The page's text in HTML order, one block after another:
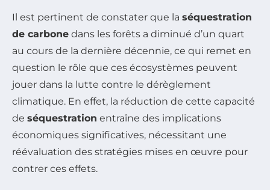
Il est pertinent de constater que la séquestration
de carbone dans les forêts a diminué d’un quart
au cours de la dernière décennie, ce qui remet en
question le rôle que ces écosystèmes peuvent
jouer dans la lutte contre le dérèglement
climatique. En effet, la réduction de cette capacité
de séquestration entraîne des implications
économiques significatives, nécessitant une
réévaluation des stratégies mises en œuvre pour
contrer ces effets.